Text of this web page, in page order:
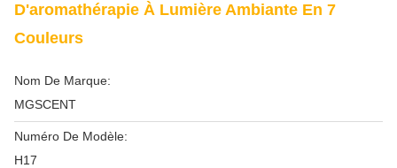
D'aromathérapie À Lumière Ambiante En 7
Couleurs
Nom De Marque:
MGSCENT
Numéro De Modèle:
H17